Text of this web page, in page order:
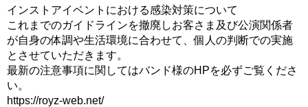
インストアイベントにおける感染対策について
これまでのガイドラインを撤廃しお客さま及び公演関係者
が自身の体調や生活環境に合わせて、個人の判断での実施
とさせていただきます。
最新の注意事項に関してはバンド様のHPを必ずご覧くださ
い。
https://royz-web.net/